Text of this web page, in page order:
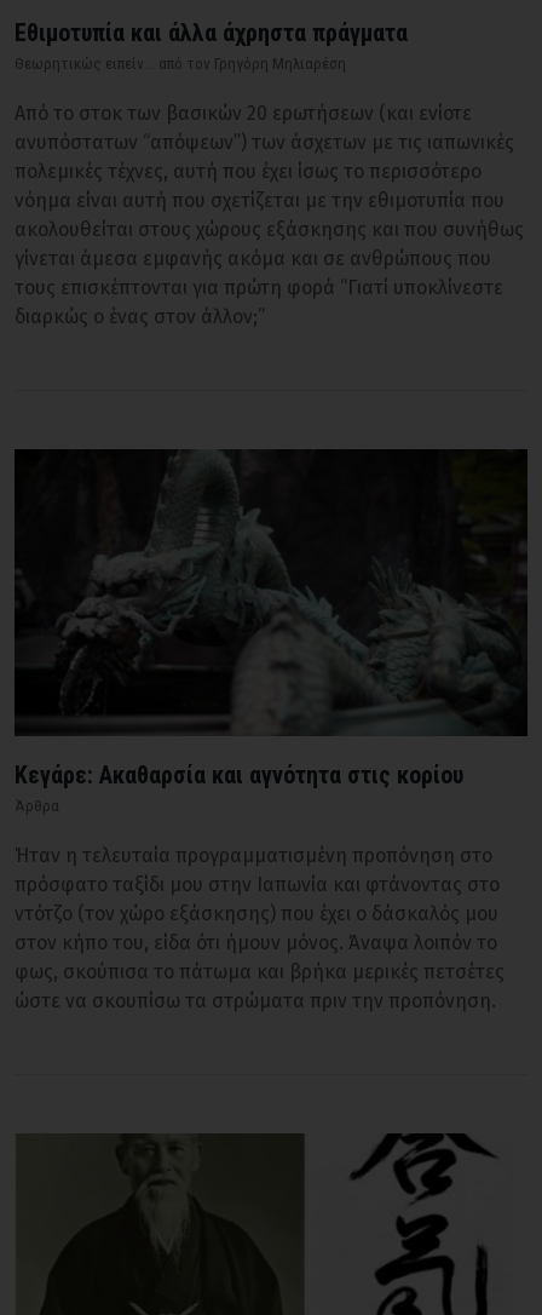
Εθιμοτυπία και άλλα άχρηστα πράγματα
Θεωρητικώς ειπείν... από τον Γρηγόρη Μηλιαρέση
Από το στοκ των βασικών 20 ερωτήσεων (και ενίοτε
ανυπόστατων “απόψεων”) των άσχετων με τις ιαπωνικές
πολεμικές τέχνες, αυτή που έχει ίσως το περισσότερο
νόημα είναι αυτή που σχετίζεται με την εθιμοτυπία που
ακολουθείται στους χώρους εξάσκησης και που συνήθως
γίνεται άμεσα εμφανής ακόμα και σε ανθρώπους που
τους επισκέπτονται για πρώτη φορά “Γιατί υποκλίνεστε
διαρκώς ο ένας στον άλλον;”
Κεγάρε: Ακαθαρσία και αγνότητα στις κορίου
Άρθρα
Ήταν η τελευταία προγραμματισμένη προπόνηση στο
πρόσφατο ταξίδι μου στην Ιαπωνία και φτάνοντας στο
ντότζο (τον χώρο εξάσκησης) που έχει ο δάσκαλός μου
στον κήπο του, είδα ότι ήμουν μόνος. Άναψα λοιπόν το
φως, σκούπισα το πάτωμα και βρήκα μερικές πετσέτες
ώστε να σκουπίσω τα στρώματα πριν την προπόνηση.